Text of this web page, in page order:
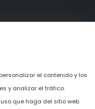
al+34 696 478 407
que hemos
el contenido y los
y analizar el tráfico.
que haga del sitio web